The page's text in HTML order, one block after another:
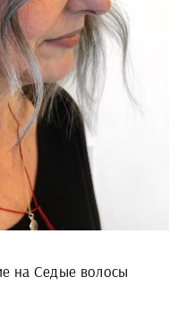
на Седые волосы